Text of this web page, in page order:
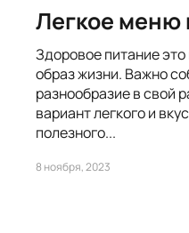
Легкое меню
Здоровое питание
образ жизни. Важно
разнообразие в свой
вариант легкого и
полезного...
8 ноября, 2023